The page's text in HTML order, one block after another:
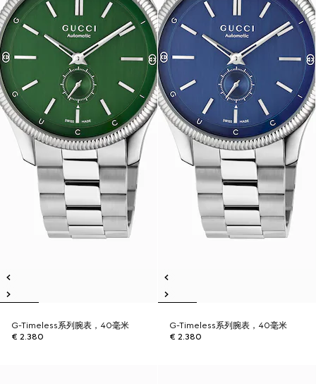
G-Timeless系列腕表，40毫米
€ 2.380
G-Timeless系列腕表，40毫米
€ 2.380